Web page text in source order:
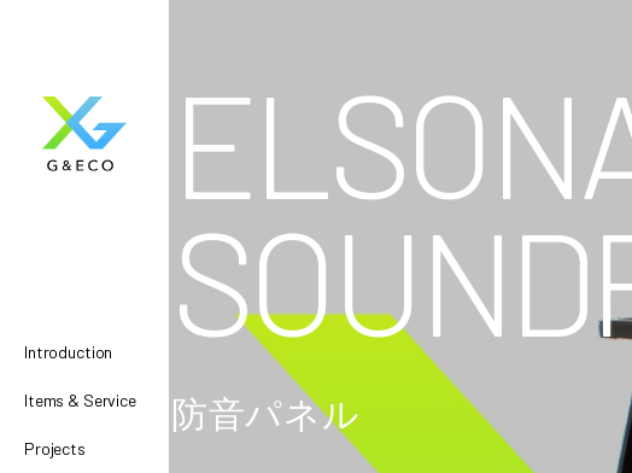
Introduction
Items & Service
Projects
防音パネル